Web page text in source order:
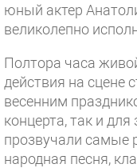
юный актер
великолепно
Полтора часа
действия на сцене
весенним
концерта, так и
прозвучали самые
народная песня,